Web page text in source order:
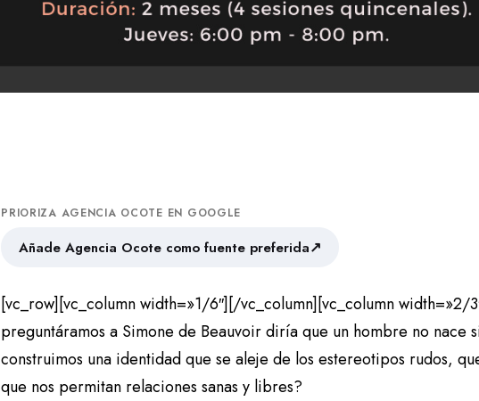
PRIORIZA AGENCIA OCOTE EN GOOGLE
Añade Agencia Ocote como fuente preferida↗
[vc_row][vc_column width=»1/6″][/vc_column][vc_column width=»2/
preguntáramos a Simone de Beauvoir diría que un hombre no nace
construimos una identidad que se aleje de los estereotipos rudos,
que nos permitan relaciones sanas y libres?